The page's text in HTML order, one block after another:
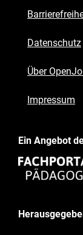
Datenschutz
Über
Impressum
Ein Angebot